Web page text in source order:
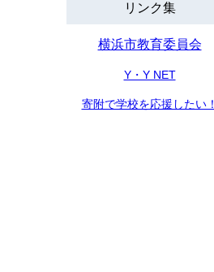
リンク集
横浜市教育委員会
Y・Y NET
寄附で学校を応援したい！